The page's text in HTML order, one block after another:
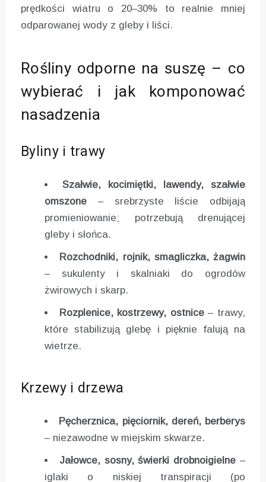
prędkości wiatru o 20–30% to realnie mniej
odparowanej wody z gleby i liści.
Rośliny odporne na suszę – co
wybierać i jak komponować
nasadzenia
Byliny i trawy
Szałwie, kocimiętki, lawendy, szałwie
omszone – srebrzyste liście odbijają
promieniowanie; potrzebują drenującej
gleby i słońca.
Rozchodniki, rojnik, smagliczka, żagwin
– sukulenty i skalniaki do ogrodów
żwirowych i skarp.
Rozplenice, kostrzewy, ostnice– trawy,
które stabilizują glebę i pięknie falują na
wietrze.
Krzewy i drzewa
Pęcherznica, pięciornik, dereń, berberys
– niezawodne w miejskim skwarze.
Jałowce, sosny, świerki drobnoigielne –
iglaki o niskiej transpiracji (po